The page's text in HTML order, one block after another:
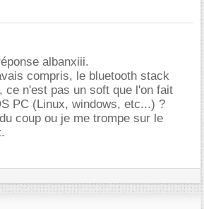
albanxiii.
compris, le bluetooth stack
ce n'est pas un soft que l'on fait
PC (Linux, windows, etc...) ?
coup ou je me trompe sur le